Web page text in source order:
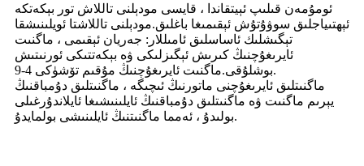
ئومۇمەن قىلىپ ئېيتقاندا ، قايسى مودېلنى تاللاش تور بېكەتكە
ئېھتىياجلىق سوۋۇتۇش ئېقىمىغا باغلىق.مودېلنى تاللاشتا ئويلىنىشقا
تېگىشلىك ئاساسلىق ئامىللار: جەريان ئېقىمى ، ماگنىت
ئايرىغۇچنىڭ كىرىش ئېگىزلىكى ۋە بېكەتتىكى ئورنىتىش
بوشلۇقى.ماگنىت ئايرىغۇچنىڭ مۇقىم تۆشۈكى 4-9.
ماگنىتلىق ئايرىغۇچنى ماتورنىڭ ئىچىگە ، ماگنىتلىق دۇمباقنىڭ
يېرىم ماگنىت ۋە ماگنىتلىق دۇمباقنىڭ ئايلىنىشىغا ئايلاندۇرغىلى
بولىدۇ ، ئەمما ماگنىتنىڭ ئايلىنىشى بولمايدۇ.